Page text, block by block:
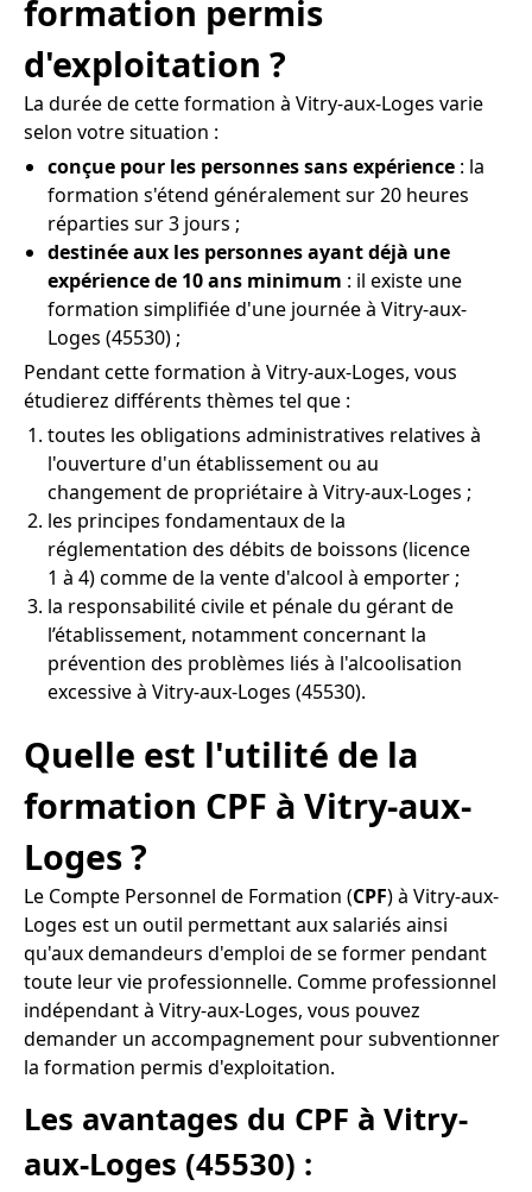
formation permis
d'exploitation ?
La durée de cette formation à Vitry-aux-Loges varie
selon votre situation :
conçue pour les personnes sans expérience : la
formation s'étend généralement sur 20 heures
réparties sur 3 jours ;
destinée aux les personnes ayant déjà une
expérience de 10 ans minimum : il existe une
formation simplifiée d'une journée à Vitry-aux-
Loges (45530) ;
Pendant cette formation à Vitry-aux-Loges, vous
étudierez différents thèmes tel que :
toutes les obligations administratives relatives à
l'ouverture d'un établissement ou au
changement de propriétaire à Vitry-aux-Loges ;
les principes fondamentaux de la
réglementation des débits de boissons (licence
1 à 4) comme de la vente d'alcool à emporter ;
la responsabilité civile et pénale du gérant de
l’établissement, notamment concernant la
prévention des problèmes liés à l'alcoolisation
excessive à Vitry-aux-Loges (45530).
Quelle est l'utilité de la
formation CPF à Vitry-aux-
Loges ?
Le Compte Personnel de Formation (CPF) à Vitry-aux-
Loges est un outil permettant aux salariés ainsi
qu'aux demandeurs d'emploi de se former pendant
toute leur vie professionnelle. Comme professionnel
indépendant à Vitry-aux-Loges, vous pouvez
demander un accompagnement pour subventionner
la formation permis d'exploitation.
Les avantages du CPF à Vitry-
aux-Loges (45530) :